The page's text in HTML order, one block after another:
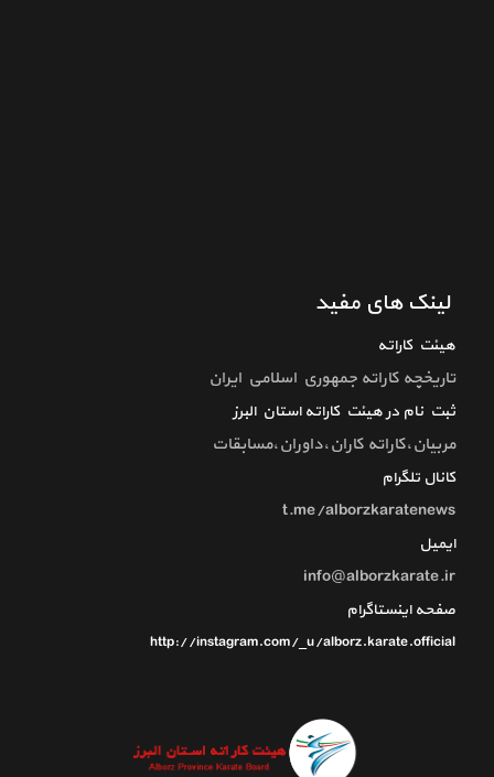
لینک های مفید
هیئت کاراته
تاريخچه كاراته جمهوري اسلامي ايران
ثبت نام در هیئت کاراته استان البرز
مربیان،کاراته کاران،داوران،مسابقات
کانال تلگرام
t.me/alborzkaratenews
ایمیل
info@alborzkarate.ir
صفحه اینستاگرام
http://instagram.com/_u/alborz.karate.official